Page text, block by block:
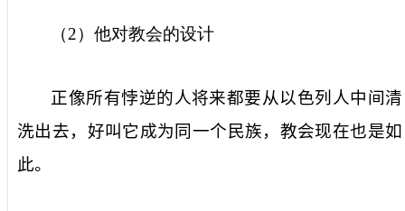
（2）他对教会的设计
正像所有悖逆的人将来都要从以色列人中间清
洗出去，好叫它成为同一个民族，教会现在也是如
此。